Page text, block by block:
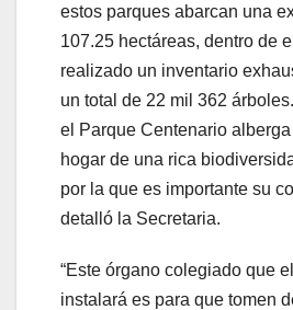
estos parques abarcan una
107.25 hectáreas, dentro de
realizado un inventario
un total de 22 mil 362
el Parque Centenario
hogar de una rica
por la que es importante su
detalló la Secretaria.
“Este órgano colegiado que
instalará es para que tomen